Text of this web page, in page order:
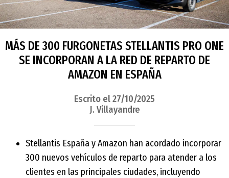
MÁS DE 300 FURGONETAS STELLANTIS PRO ONE
SE INCORPORAN A LA RED DE REPARTO DE
AMAZON EN ESPAÑA
Escrito el 27/10/2025
J. Villayandre
Stellantis España y Amazon han acordado incorporar
300 nuevos vehículos de reparto para atender a los
clientes en las principales ciudades, incluyendo